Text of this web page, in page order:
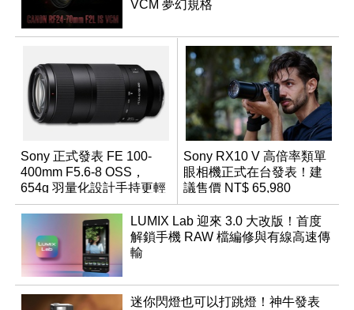
VCM 夢幻規格
Sony 正式發表 FE 100-
400mm F5.6-8 OSS，
654g 羽量化設計手持更輕
鬆
Sony RX10 V 高倍率類單
眼相機正式在台發表！建
議售價 NT$ 65,980
LUMIX Lab 迎來 3.0 大改版！首度
解鎖手機 RAW 檔編修與有線高速傳
輸
迷你閃燈也可以打跳燈！神牛發表